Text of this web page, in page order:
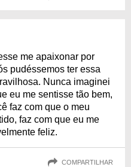
me apaixonar por
pudéssemos ter essa
Nunca imaginei
eu me sentisse tão bem,
faz com que o meu
faz com que eu me
feliz.
COMPARTILHAR